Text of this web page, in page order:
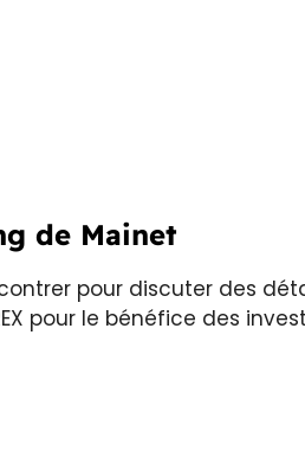
de Mainet
pour discuter des
pour le bénéfice des